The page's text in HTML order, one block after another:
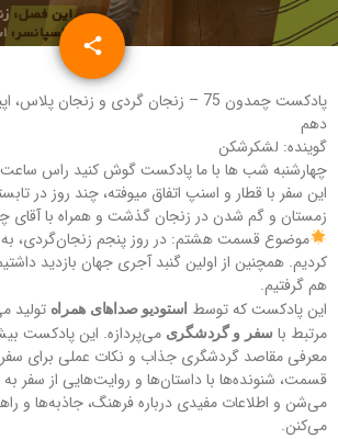
share
email
پادکست چمدون 75 – زنجان گردی و زنجان
دهم
گوینده: لشکرشکن
چهارشنبه شب ها با ما پادکست گوش کنید راس ساعت 21.00
این سفر با قطار و اسنپ اتفاق میوفته، چند روز در
زمستان و گم شدن در زنجان گذشت و همراه با آقای
موضوع قسمت هشتم: در روز پنجم زنجان‌گردی،
کردیم. همچنین از اولین گنبد آجری جهان بازدید
هم گرفتیم.
این پادکست که توسط استودیو صداهای همراه تولید
مرتبط با سفر و گردشگری می‌پردازه. این پادکست
معرفی مقاصد گردشگری جذاب و نکات عملی برای سفر
قسمت، شنونده‌ها با داستان‌ها و روایت‌هایی از سفر
می‌شن و اطلاعات مفیدی درباره فرهنگ، جاذبه‌ها و
می‌کنن.